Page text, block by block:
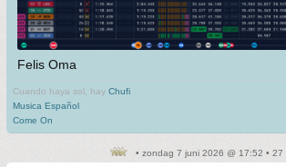
Felis Oma
Cuando haya sol, hay Chufi
Musica Español
Come On
• zondag 7 juni 2026 @ 17:52 • 27